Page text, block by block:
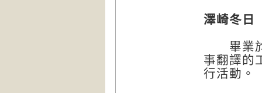
澤崎冬日
畢業於
事翻譯的
行活動。